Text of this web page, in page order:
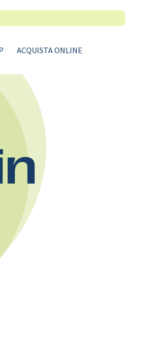
ACQUISTA ONLINE